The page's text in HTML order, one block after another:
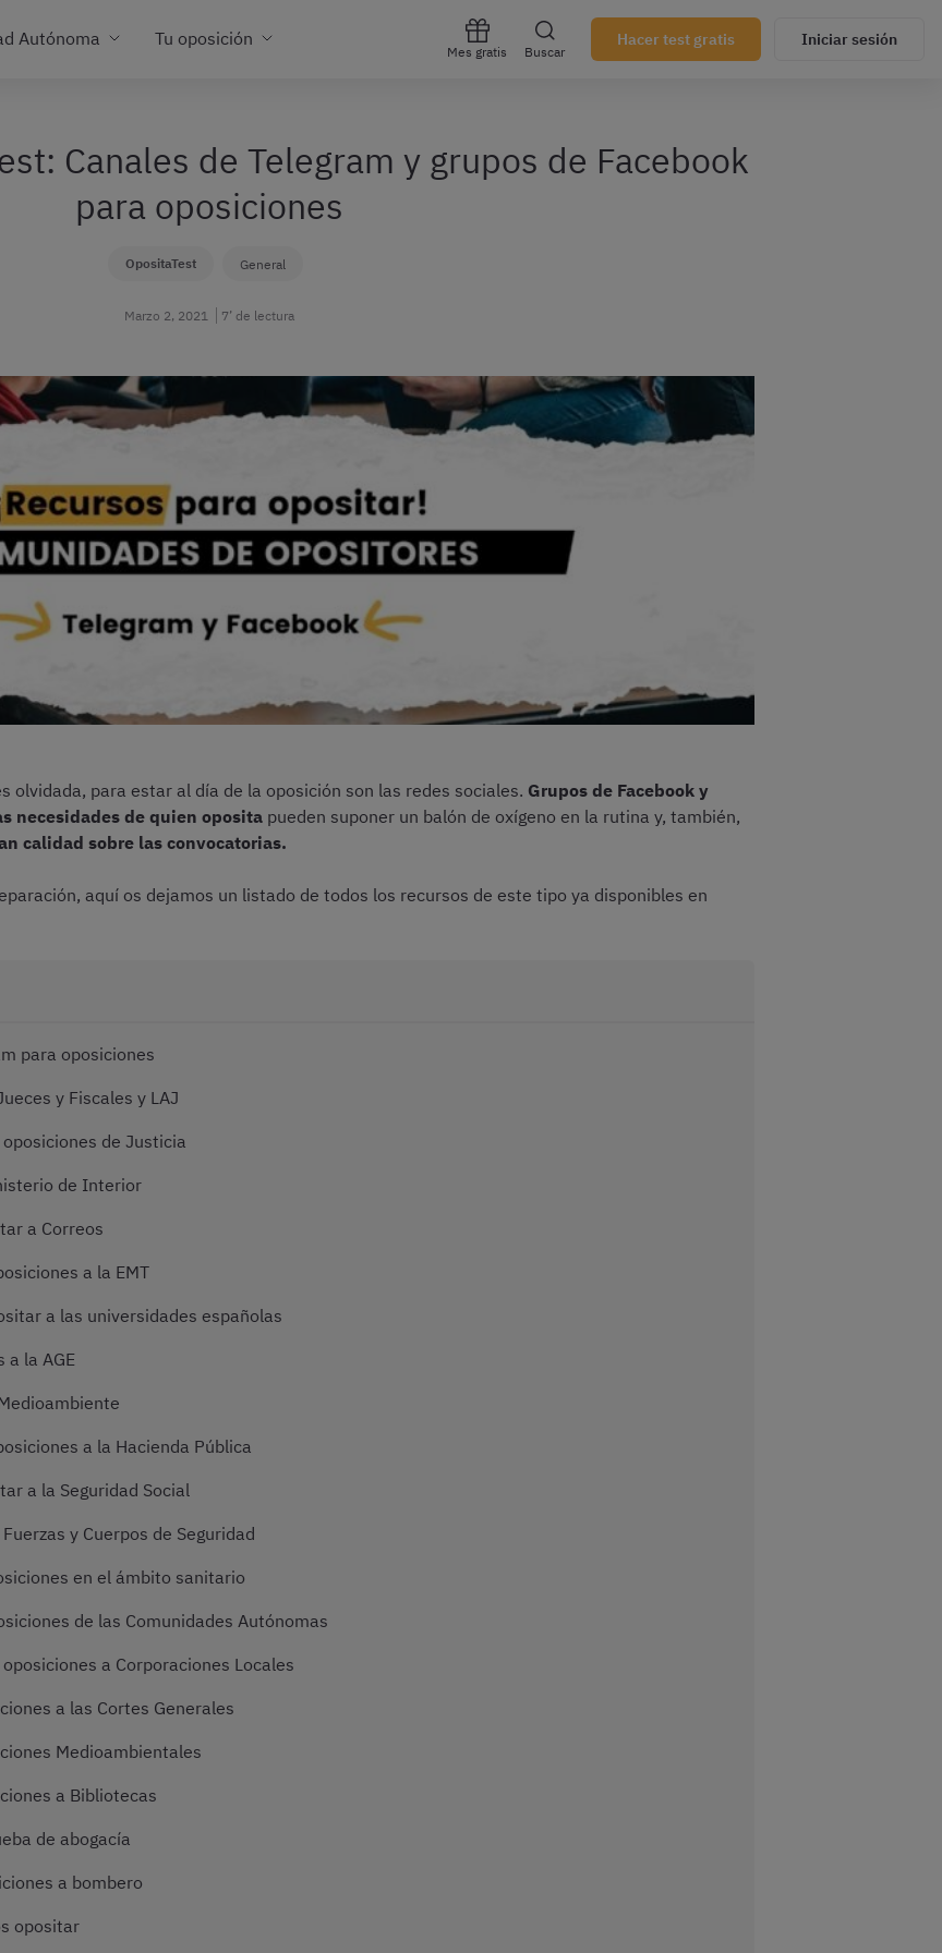
Autónoma Tu oposición
Mes gratis Buscar
Hacer test gratis Iniciar sesión
Canales de Telegram y grupos de Facebook
para oposiciones
OpositaTest General
Marzo 2, 2021 7’ de lectura
olvidada, para estar al día de la oposición son las redes sociales. Grupos de Facebook y
necesidades de quien oposita pueden suponer un balón de oxígeno en la rutina y, también,
calidad sobre las convocatorias.
aquí os dejamos un listado de todos los recursos de este tipo ya disponibles en
para oposiciones
y Fiscales y LAJ
de Justicia
de Interior
a Correos
a la EMT
a las universidades españolas
a la AGE
a la Hacienda Pública
a la Seguridad Social
y Cuerpos de Seguridad
en el ámbito sanitario
de las Comunidades Autónomas
a Corporaciones Locales
a las Cortes Generales
Medioambientales
a Bibliotecas
de abogacía
a bombero
opositar